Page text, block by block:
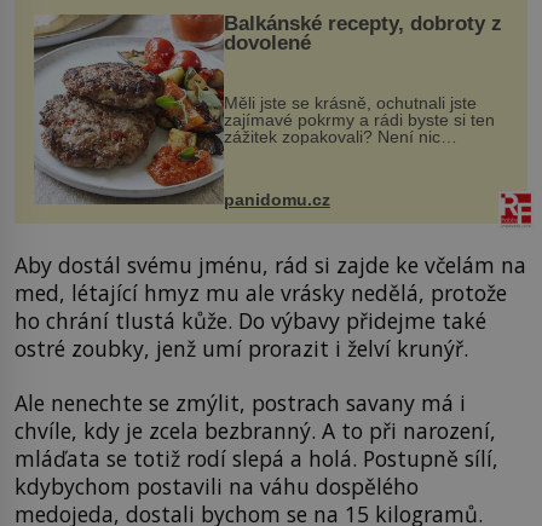
Balkánské recepty, dobroty z
dovolené
Měli jste se krásně, ochutnali jste
zajímavé pokrmy a rádi byste si ten
zážitek zopakovali? Není nic
snazšího. Pljeskavica (10 porcí)
Možná jste ji ochutnali na dovolené v
panidomu.cz
Aby dostál svému jménu, rád si zajde ke včelám na
med, létající hmyz mu ale vrásky nedělá, protože
ho chrání tlustá kůže. Do výbavy přidejme také
ostré zoubky, jenž umí prorazit i želví krunýř.
Ale nenechte se zmýlit, postrach savany má i
chvíle, kdy je zcela bezbranný. A to při narození,
mláďata se totiž rodí slepá a holá. Postupně sílí,
kdybychom postavili na váhu dospělého
medojeda, dostali bychom se na 15 kilogramů.